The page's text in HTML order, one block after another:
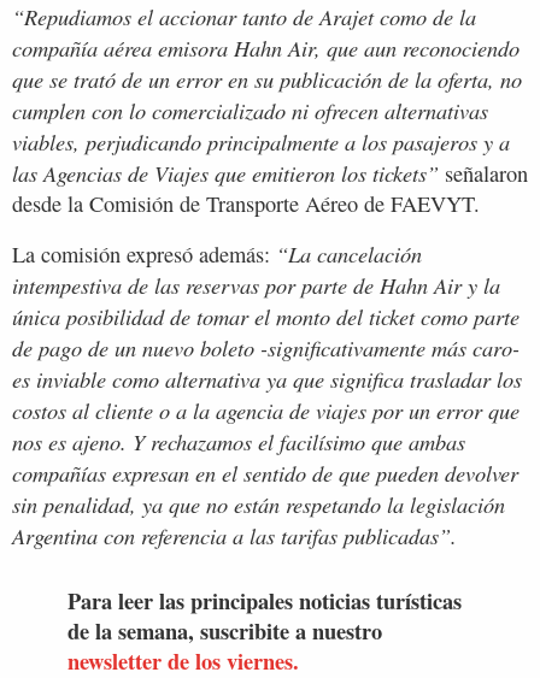
“Repudiamos el accionar tanto de Arajet como de la
compañía aérea emisora Hahn Air, que aun reconociendo
que se trató de un error en su publicación de la oferta, no
cumplen con lo comercializado ni ofrecen alternativas
viables, perjudicando principalmente a los pasajeros y a
las Agencias de Viajes que emitieron los tickets” señalaron
desde la Comisión de Transporte Aéreo de FAEVYT.
La comisión expresó además: “La cancelación
intempestiva de las reservas por parte de Hahn Air y la
única posibilidad de tomar el monto del ticket como parte
de pago de un nuevo boleto -significativamente más caro-
es inviable como alternativa ya que significa trasladar los
costos al cliente o a la agencia de viajes por un error que
nos es ajeno. Y rechazamos el facilísimo que ambas
compañías expresan en el sentido de que pueden devolver
sin penalidad, ya que no están respetando la legislación
Argentina con referencia a las tarifas publicadas”.
Para leer las principales noticias turísticas
de la semana, suscribite a nuestro
newsletter de los viernes.